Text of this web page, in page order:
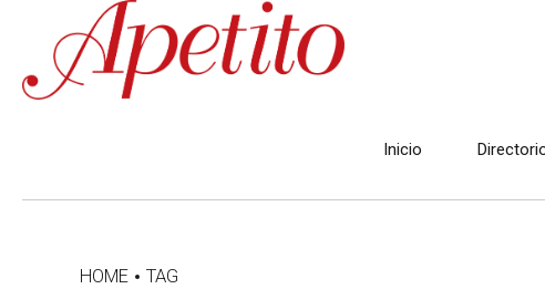
Inicio
HOME TAG